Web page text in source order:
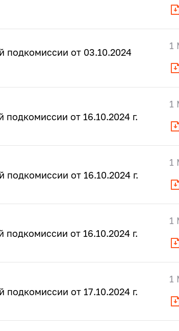
подкомиссии от 03.10.2024
1
от 16.10.2024 г.
1
от 16.10.2024 г.
1
от 16.10.2024 г.
1
от 17.10.2024 г.
1